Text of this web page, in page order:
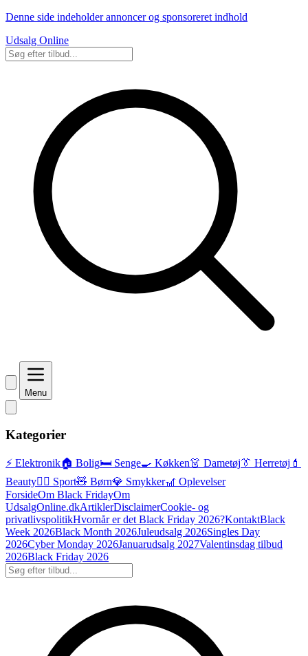
Denne side indeholder annoncer og sponsoreret indhold
Udsalg Online
Menu
Kategorier
⚡ Elektronik🏠 Bolig🛏️ Senge🍳 Køkken👗 Dametøj👔 Herretøj 💄
Beauty🏃‍♂️ Sport🧸 Børn💎 Smykker🎢 Oplevelser
ForsideOm Black FridayOm
UdsalgOnline.dkArtiklerDisclaimerCookie- og
privatlivspolitikHvornår er det Black Friday 2026?KontaktBlack
Week 2026Black Month 2026Juleudsalg 2026Singles Day
2026Cyber Monday 2026Januarudsalg 2027Valentinsdag tilbud
2026Black Friday 2026